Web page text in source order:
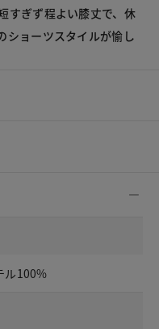
すぎず程よい膝丈で、休
ショーツスタイルが愉し
ル100%